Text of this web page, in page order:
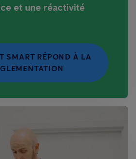
et une réactivité
SMART RÉPOND À LA